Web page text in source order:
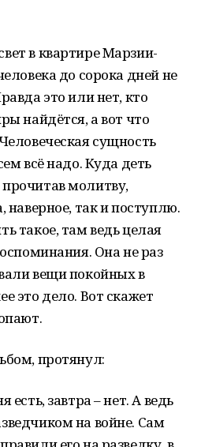
в квартире Марзии-
до сорока дней не
это или нет, кто
найдётся, а вот что
сущность
всё надо. Куда деть
молитву,
наверное, так и поступлю.
такое, там ведь целая
Она не раз
вещи покойных в
это дело. Вот скажет
протянул:
есть, завтра – нет. А ведь
на войне. Сам